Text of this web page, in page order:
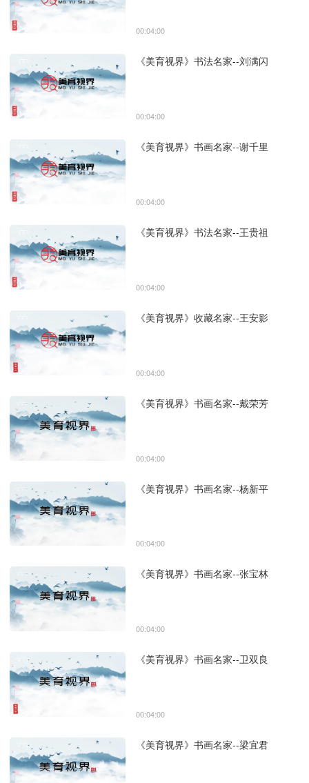
00:04:00
《美育视界》书法名家--刘满闪
00:04:00
《美育视界》书画名家--谢千里
00:04:00
《美育视界》书法名家--王贵祖
00:04:00
《美育视界》收藏名家--王安影
00:04:00
《美育视界》书画名家--戴荣芳
00:04:00
《美育视界》书画名家--杨新平
00:04:00
《美育视界》书画名家--张宝林
00:04:00
《美育视界》书画名家--卫双良
00:04:00
《美育视界》书画名家--梁宜君